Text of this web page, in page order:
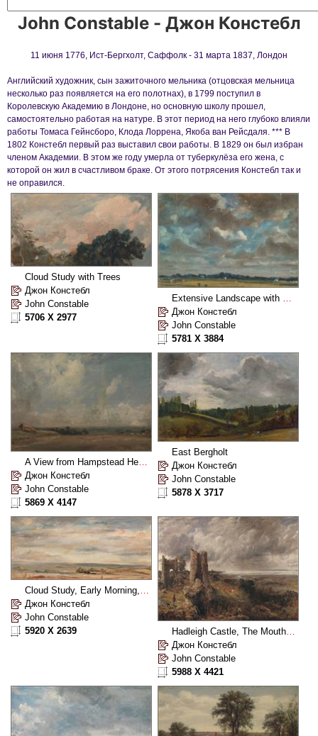
John Constable - Джон Констебл
11 июня 1776, Ист-Бергхолт, Саффолк - 31 марта 1837, Лондон
Английский художник, сын зажиточного мельника (отцовская мельница
несколько раз появляется на его полотнах), в 1799 поступил в
Королевскую Академию в Лондоне, но основную школу прошел,
самостоятельно работая на натуре. В этот период на него глубоко влияли
работы Томаса Гейнсборо, Клода Лоррена, Якоба ван Рейсдаля. *** В
1802 Констебл первый раз выставил свои работы. В 1829 он был избран
членом Академии. В этом же году умерла от туберкулёза его жена, с
которой он жил в счастливом браке. От этого потрясения Констебл так и
не оправился.
Cloud Study with Trees
Джон Констебл
John Constable
5706 X 2977
Джон Констебл
John Constable
5781 X 3884
A View from Hampstead Heath
Джон Констебл
John Constable
5869 X 4147
East Bergholt
Джон Констебл
John Constable
5878 X 3717
Cloud Study, Early Morning, Looking East from Hampstead
Джон Констебл
John Constable
5920 X 2639
Hadleigh Castle, The Mouth of the Thames Morning after a Stormy Night
Джон Констебл
John Constable
5988 X 4421